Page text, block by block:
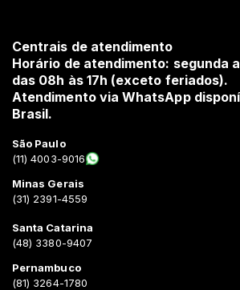
Centrais de atendimento
Horário de atendimento: segunda
das 08h às 17h (exceto feriados).
Atendimento via WhatsApp
Brasil.
São Paulo
(11) 4003-9016
Minas Gerais
(31) 2391-4559
Santa Catarina
(48) 3380-9407
Pernambuco
(81) 3264-1780